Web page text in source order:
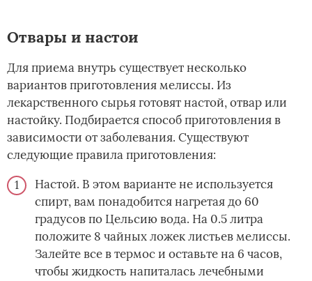
Отвары и настои
Для приема внутрь существует несколько
вариантов приготовления мелиссы. Из
лекарственного сырья готовят настой, отвар или
настойку. Подбирается способ приготовления в
зависимости от заболевания. Существуют
следующие правила приготовления:
Настой. В этом варианте не используется
спирт, вам понадобится нагретая до 60
градусов по Цельсию вода. На 0.5 литра
положите 8 чайных ложек листьев мелиссы.
Залейте все в термос и оставьте на 6 часов,
чтобы жидкость напиталась лечебными